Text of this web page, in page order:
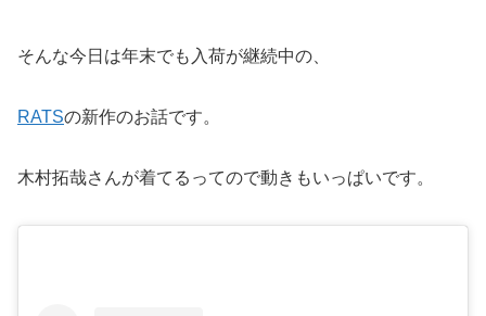
そんな今日は年末でも入荷が継続中の、
RATSの新作のお話です。
木村拓哉さんが着てるってので動きもいっぱいです。